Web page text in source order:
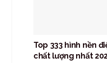
Top 333 hình nền
chất lượng nhất